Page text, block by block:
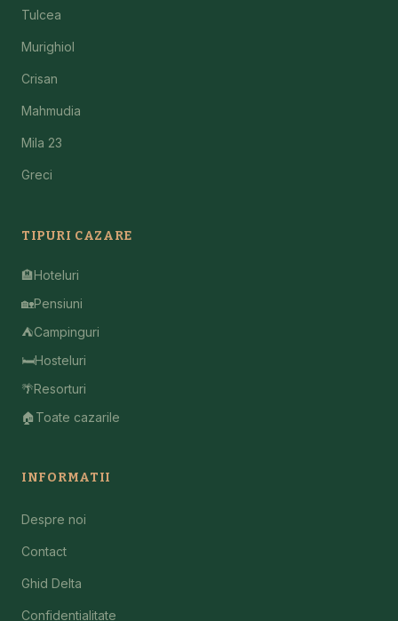
Tulcea
Murighiol
Crisan
Mahmudia
Mila 23
Greci
TIPURI CAZARE
🏨Hoteluri
🏡Pensiuni
⛺Campinguri
🛏️Hosteluri
🌴Resorturi
🏠 Toate cazarile
INFORMATII
Despre noi
Contact
Ghid Delta
Confidentialitate